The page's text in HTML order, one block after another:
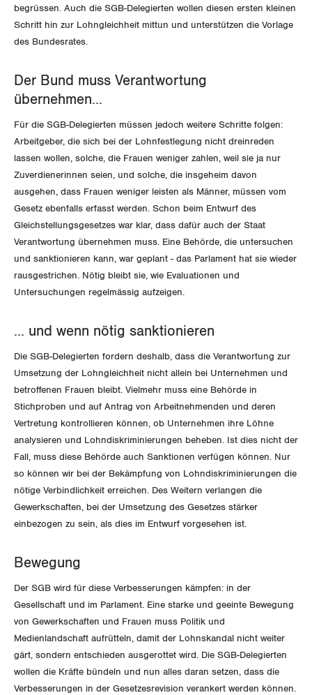
Rentner:innen-Kommission
Genf
Glarus
Graubünden
Jura
Luzern
Neuenburg
Nidwalden
Obwalden
Schaffhausen
St. Gallen-Appenzell
Solothurn
Tessin
Zug
begrüssen. Auch die SGB-Delegierten wollen diesen ersten kleinen
Schritt hin zur Lohngleichheit mittun und unterstützen die Vorlage
des Bundesrates.
Der Bund muss Verantwortung
übernehmen...
Für die SGB-Delegierten müssen jedoch weitere Schritte folgen:
Arbeitgeber, die sich bei der Lohnfestlegung nicht dreinreden
lassen wollen, solche, die Frauen weniger zahlen, weil sie ja nur
Zuverdienerinnen seien, und solche, die insgeheim davon
ausgehen, dass Frauen weniger leisten als Männer, müssen vom
Gesetz ebenfalls erfasst werden. Schon beim Entwurf des
Gleichstellungsgesetzes war klar, dass dafür auch der Staat
Verantwortung übernehmen muss. Eine Behörde, die untersuchen
und sanktionieren kann, war geplant - das Parlament hat sie wieder
rausgestrichen. Nötig bleibt sie, wie Evaluationen und
Untersuchungen regelmässig aufzeigen.
... und wenn nötig sanktionieren
Die SGB-Delegierten fordern deshalb, dass die Verantwortung zur
Umsetzung der Lohngleichheit nicht allein bei Unternehmen und
betroffenen Frauen bleibt. Vielmehr muss eine Behörde in
Stichproben und auf Antrag von Arbeitnehmenden und deren
Vertretung kontrollieren können, ob Unternehmen ihre Löhne
analysieren und Lohndiskriminierungen beheben. Ist dies nicht der
Fall, muss diese Behörde auch Sanktionen verfügen können. Nur
so können wir bei der Bekämpfung von Lohndiskriminierungen die
nötige Verbindlichkeit erreichen. Des Weitern verlangen die
Gewerkschaften, bei der Umsetzung des Gesetzes stärker
einbezogen zu sein, als dies im Entwurf vorgesehen ist.
Bewegung
Der SGB wird für diese Verbesserungen kämpfen: in der
Gesellschaft und im Parlament. Eine starke und geeinte Bewegung
von Gewerkschaften und Frauen muss Politik und
Medienlandschaft aufrütteln, damit der Lohnskandal nicht weiter
gärt, sondern entschieden ausgerottet wird. Die SGB-Delegierten
wollen die Kräfte bündeln und nun alles daran setzen, dass die
Verbesserungen in der Gesetzesrevision verankert werden können.